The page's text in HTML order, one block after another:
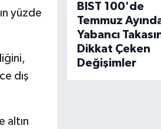
yüzde
dış
altın
BIST 100'de
Temmuz
Yabancı
Dikkat Çeken
Değişimler